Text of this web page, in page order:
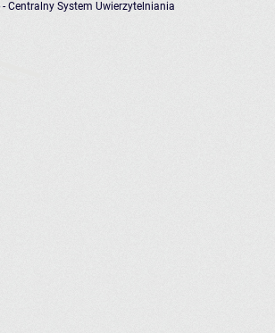
- Centralny System Uwierzytelniania